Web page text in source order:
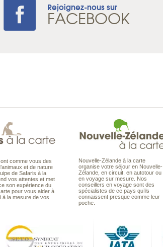
Rejoignez-nous sur
FACEBOOK
comme vous des
et de nature
de Safaris à la
vos attentes et met
son expérience du
pour vous aider à
à la mesure de vos
Nouvelle-Zélande à la carte
organise votre séjour en Nouvelle-
Zélande, en circuit, en autotour ou
en voyage sur mesure. Nos
conseillers en voyage sont des
spécialistes de ce pays qu’ils
connaissent presque comme leur
poche.